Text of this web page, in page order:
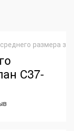
размера
С37-